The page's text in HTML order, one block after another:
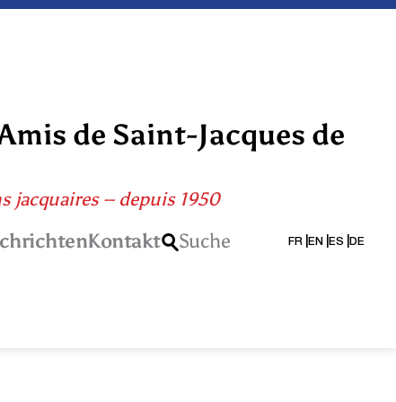
de Saint-Jacques de
jacquaires – depuis 1950
Kontakt Suche FR EN ES DE